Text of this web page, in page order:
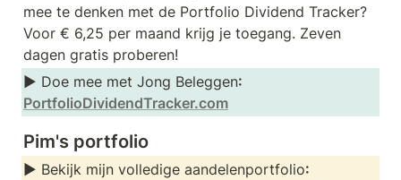
mee te denken met de Portfolio Dividend Tracker?
Voor € 6,25 per maand krijg je toegang. Zeven
dagen gratis proberen!
► Doe mee met Jong Beleggen
PortfolioDividendTracker.com
Pim's portfolio
► Bekijk mijn volledige aandelenportfolio